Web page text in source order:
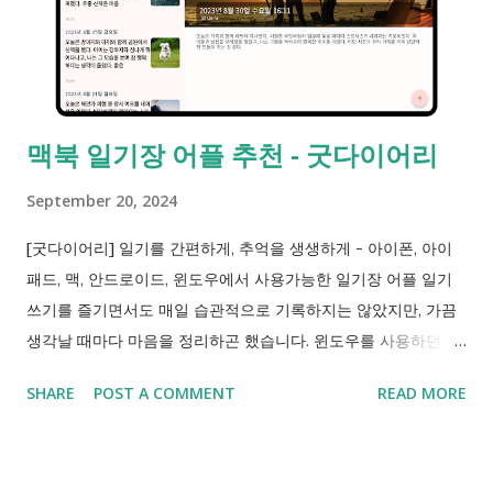
맥북 일기장 어플 추천 - 굿다이어리
September 20, 2024
[굿다이어리] 일기를 간편하게, 추억을 생생하게 - 아이폰, 아이
패드, 맥, 안드로이드, 윈도우에서 사용가능한 일기장 어플 일기
쓰기를 즐기면서도 매일 습관적으로 기록하지는 않았지만, 가끔
생각날 때마다 마음을 정리하곤 했습니다. 윈도우를 사용하던 시
어플들이 뭔가 하나찍 부족하게 느껴는데, 굿다이어리는 모바일
SHARE POST A COMMENT READ MORE